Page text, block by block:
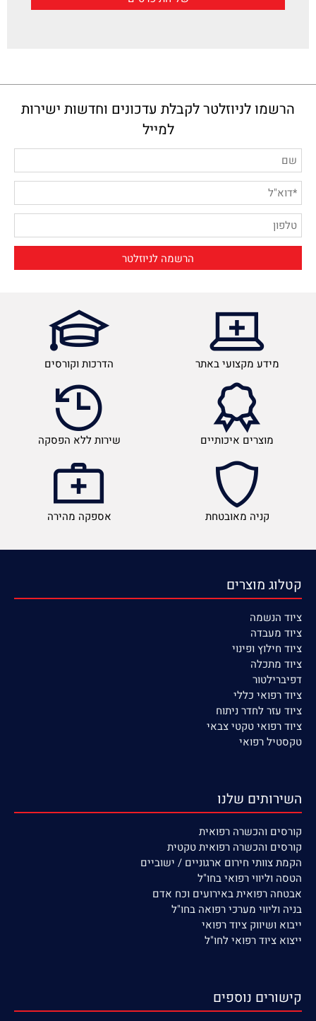
הרשמו לניוזלטר לקבלת עדכונים וחדשות ישירות
למייל
מידע מקצועי באתר הדרכות וקורסים
מוצרים איכותיים שירות ללא הפסקה
קניה מאובטחת אספקה מהירה
קטלוג מוצרים
ציוד הנשמה
ציוד מעבדה
ציוד חילוץ ופינוי
ציוד מתכלה
דפיברילטור
ציוד רפואי כללי
ציוד עזר לחדר ניתוח
ציוד רפואי טקטי צבאי
טקסטיל רפואי
השירותים שלנו
קורסים והכשרה רפואית
קורסים והכשרה רפואית טקטית
הקמת צוותי חירום ארגוניים / ישוביים
הטסה וליווי רפואי בחו"ל
אבטחה רפואית באירועים וכח אדם
בניה וליווי מערכי רפואה בחו"ל
ייבוא ושיווק ציוד רפואי
ייצוא ציוד רפואי לחו"ל
קישורים נוספים